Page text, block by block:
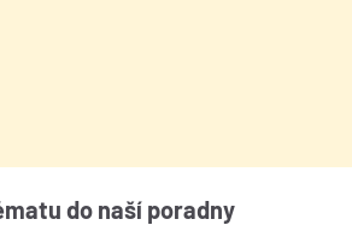
do naší poradny